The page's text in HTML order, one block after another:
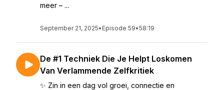
meer – ...
September 21, 2025• Episode 59•58:19
De #1 Techniek Die Je Helpt Loskomen
Van Verlammende Zelfkritiek
✨ Zin in een dag vol groei, connectie en